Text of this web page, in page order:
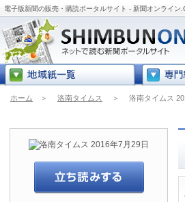
電子版新聞の販売・購読ポータルサイト - 新聞オンライン
ホーム ＞ 洛南タイムス ＞ 洛南タイムス